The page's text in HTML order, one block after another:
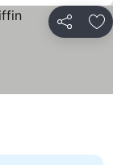
Partager